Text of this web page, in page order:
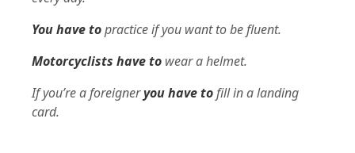
You have topractice if you want to be fluent.
Motorcyclists have to wear a helmet.
If you’re a foreigneryou have tofill in a landing
card.